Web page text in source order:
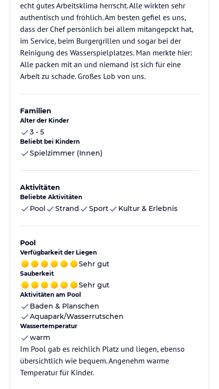
echt gutes Arbeitsklima herrscht. Alle wirkten sehr
authentisch und fröhlich. Am besten gefiel es uns,
dass der Chef persönlich bei allem mitangepckt hat,
im Service, beim Burgergrillen und sogar bei der
Reinigung des Wasserspielplatzes. Man merkte hier:
Alle packen mit an und niemand ist sich für eine
Arbeit zu schade. Großes Lob von uns.
Familien
Alter der Kinder
3 - 5
Beliebt bei Kindern
Spielzimmer (Innen)
Aktivitäten
Beliebte Aktivitäten
Pool Strand Sport Kultur & Erlebnis
Pool
Verfügbarkeit der Liegen
Sehr gut
Sauberkeit
Sehr gut
Aktivitäten am Pool
Baden & Planschen
Aquapark/Wasserrutschen
Wassertemperatur
warm
Im Pool gab es reichlich Platz und liegen, ebenso
übersichtlich wie bequem. Angenehm warme
Temperatur für Kinder.